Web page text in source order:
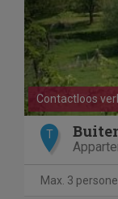
Contactloos
T
Max. 3